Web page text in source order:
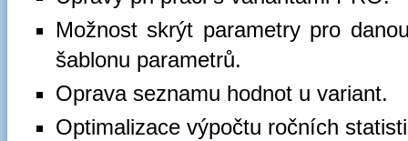
Možnost skrýt parametry pro
šablonu parametrů.
Oprava seznamu hodnot u variant.
Optimalizace výpočtu ročních